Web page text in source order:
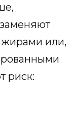
или,
риск: